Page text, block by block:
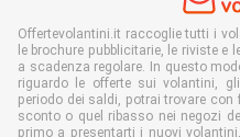
Offertevolantini.it raccoglie tutti i
le brochure pubblicitarie, le riviste
a scadenza regolare. In questo
riguardo le offerte sui volantini,
periodo dei saldi, potrai trovare
sconto o quel ribasso nei negozi
primo a presentarti i nuovi